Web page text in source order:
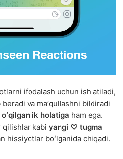
ifodalash uchun ishlatiladi,
va maʼqullashni bildiradi
oʻqilganlik holatiga ham ega.
qilishlar kabi yangi ♡ tugma
hissiyotlar boʻlganida chiqadi.